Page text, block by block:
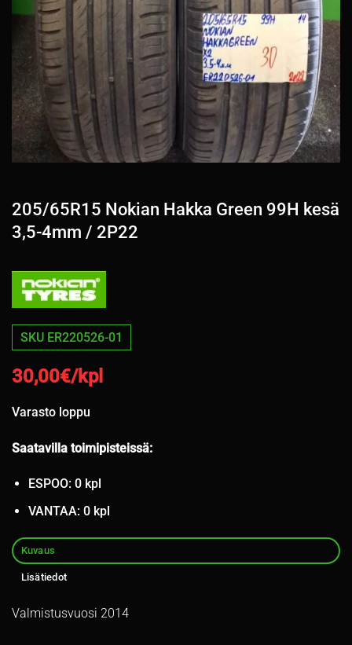
205/65R15 Nokian Hakka Green 99H kesä
3,5-4mm / 2P22
SKU ER220526-01
30,00€/kpl
Varasto loppu
Saatavilla toimipisteissä:
ESPOO: 0 kpl
VANTAA: 0 kpl
Kuvaus
Lisätiedot
Valmistusvuosi 2014